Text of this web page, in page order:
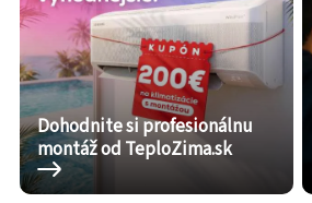
Dohodnite si profesionálnu
montáž od TeploZima.sk